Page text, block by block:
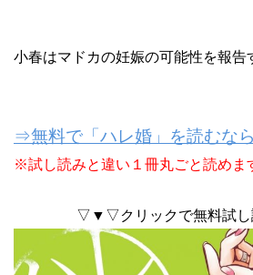
小春はマドカの妊娠の可能性を報告
⇒無料で「ハレ婚」を読むな
※試し読みと違い１冊丸ごと読めま
▽▼▽クリックで無料試